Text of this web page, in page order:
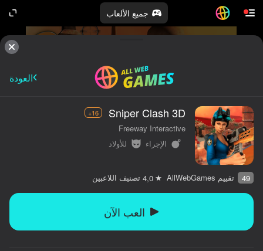
جميع الألعاب
العودة
Sniper Clash 3D
16+
Freeway Interactive
الإجراء
للأولاد
49 تقييم AllWebGames 4,0 تصنيف اللاعبين
العب الآن